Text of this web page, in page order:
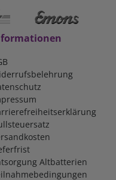
Altbatterien